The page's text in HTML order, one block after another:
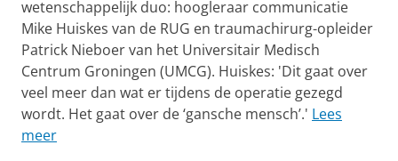
wetenschappelijk duo: hoogleraar communicatie
Mike Huiskes van de RUG en traumachirurg-opleider
Patrick Nieboer van het Universitair Medisch
Centrum Groningen (UMCG). Huiskes: 'Dit gaat over
veel meer dan wat er tijdens de operatie gezegd
wordt. Het gaat over de ‘gansche mensch’.' Lees
meer